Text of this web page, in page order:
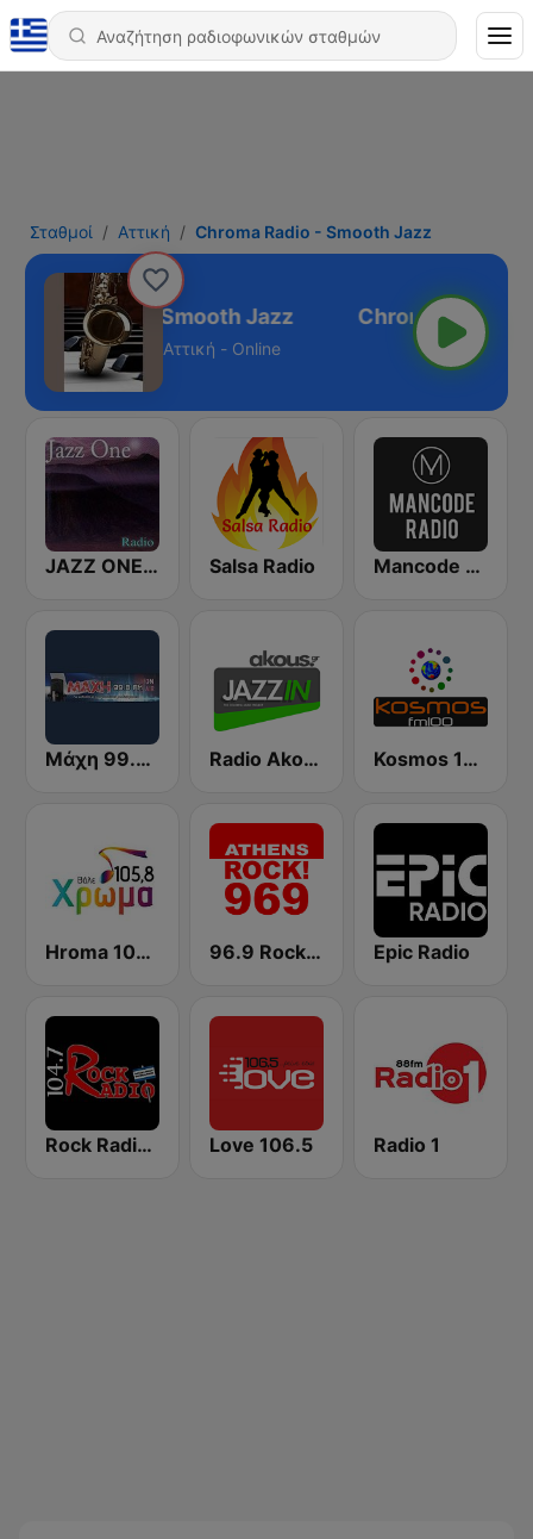
Σταθμοί Αττική Chroma Radio - Smooth Jazz
Radio - Smooth Jazz
Αττική - Online
JAZZ ONE RADIO Salsa Radio Mancode Radio
Μάχη 99.8 FM Maxh Radio Akous Jazz in Kosmos 100.0 FM
Hroma 105.8 FM Χρώμα 96.9 Rock FM Epic Radio
Rock Radio 104.7 FM Love 106.5 Radio 1